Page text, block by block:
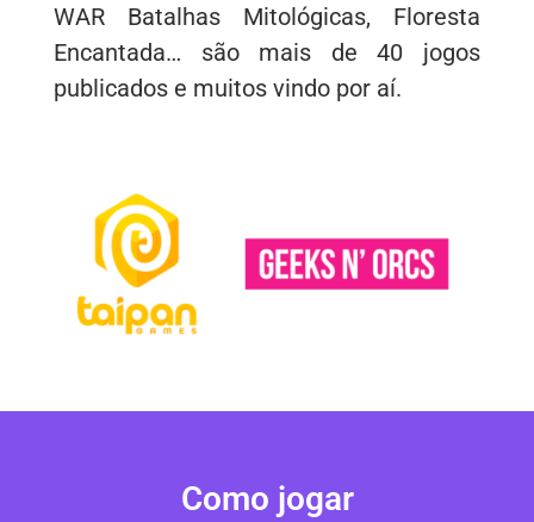
WAR Batalhas Mitológicas, Floresta
Encantada… são mais de 40 jogos
publicados e muitos vindo por aí.
Como jogar